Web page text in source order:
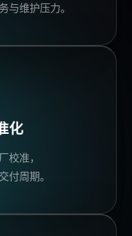
与维护压力。
化
校准，
付周期。